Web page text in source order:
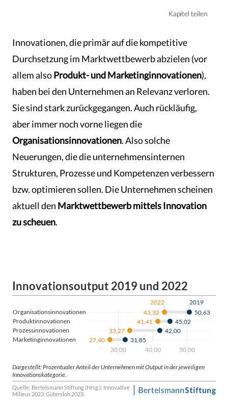
Kapitel teilen
Innovationen, die primär auf die kompetitive
Durchsetzung im Marktwettbewerb abzielen (vor
allem alsoProdukt- und Marketinginnovationen),
haben bei den Unternehmen an Relevanz verloren.
Sie sind stark zurückgegangen. Auch rückläufig,
aber immer noch vorne liegen die
Organisationsinnovationen. Also solche
Neuerungen, die die unternehmensinternen
Strukturen, Prozesse und Kompetenzen verbessern
bzw. optimieren sollen. Die Unternehmen scheinen
aktuell den Marktwettbewerb mittels Innovation
zu scheuen.